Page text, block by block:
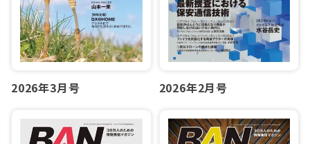
2026年3月号 2026年2月号